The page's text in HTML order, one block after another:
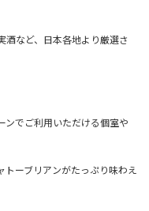
酒など、日本各地より厳選さ
ンでご利用いただける個室や
トーブリアンがたっぷり味わえ